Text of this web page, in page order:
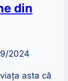
din
2024
asta că